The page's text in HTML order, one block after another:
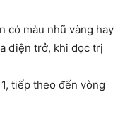
có màu nhũ vàng hay
điện trở, khi đọc trị
tiếp theo đến vòng